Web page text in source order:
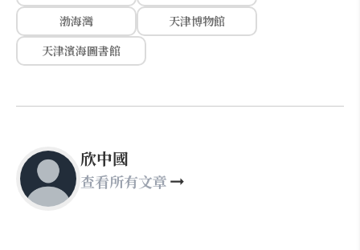
渤海灣
天津博物館
天津濱海圖書館
欣中國
查看所有文章